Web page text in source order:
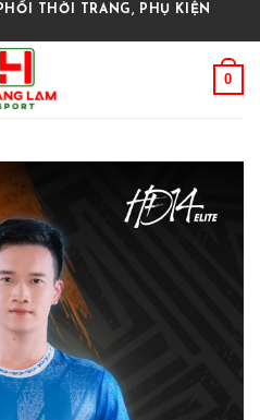
THỜI TRANG, PHỤ KIỆN
0